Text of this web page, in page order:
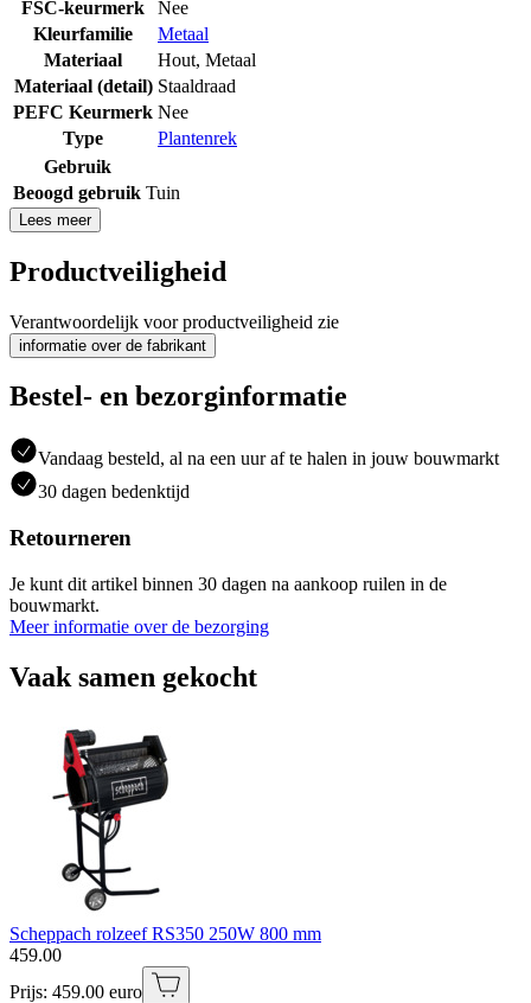
FSC-keurmerk
Nee
Kleurfamilie
Metaal
Materiaal
Hout, Metaal
Materiaal (detail) Staaldraad
PEFC Keurmerk Nee
Type
Plantenrek
Gebruik
Beoogd gebruik Tuin
Lees meer
Productveiligheid
Verantwoordelijk voor productveiligheid zie
informatie over de fabrikant
Bestel- en bezorginformatie
Vandaag besteld, al na een uur af te halen in jouw bouwmarkt
30 dagen bedenktijd
Retourneren
Je kunt dit artikel binnen 30 dagen na aankoop ruilen in de
bouwmarkt.
Meer informatie over de bezorging
Vaak samen gekocht
Scheppach rolzeef RS350 250W 800 mm
459.00
Prijs: 459.00 euro